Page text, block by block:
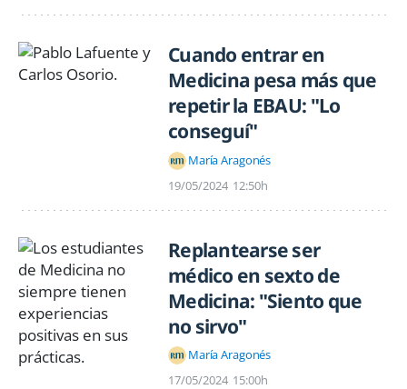
Cuando entrar en
Medicina pesa más que
repetir la EBAU: "Lo
conseguí"
María Aragonés
19/05/2024 12:50h
Replantearse ser
médico en sexto de
Medicina: "Siento que
no sirvo"
María Aragonés
17/05/2024 15:00h